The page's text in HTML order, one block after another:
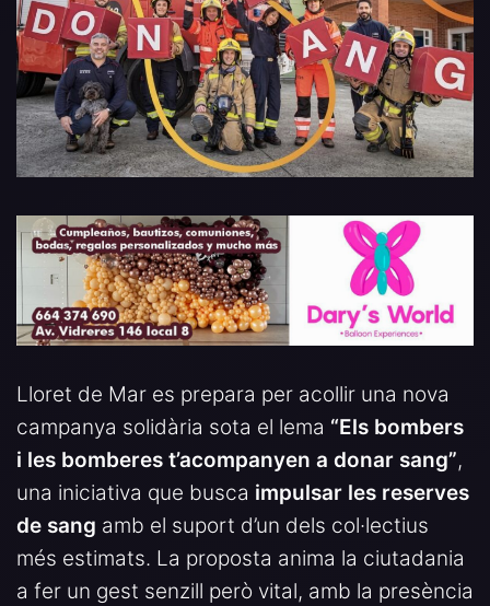
Lloret de Mar es prepara per acollir una nova
campanya solidària sota el lema “Els bombers
i les bomberes t’acompanyen a donar sang”,
una iniciativa que busca impulsar les reserves
de sang amb el suport d’un dels col·lectius
més estimats. La proposta anima la ciutadania
a fer un gest senzill però vital, amb la presència